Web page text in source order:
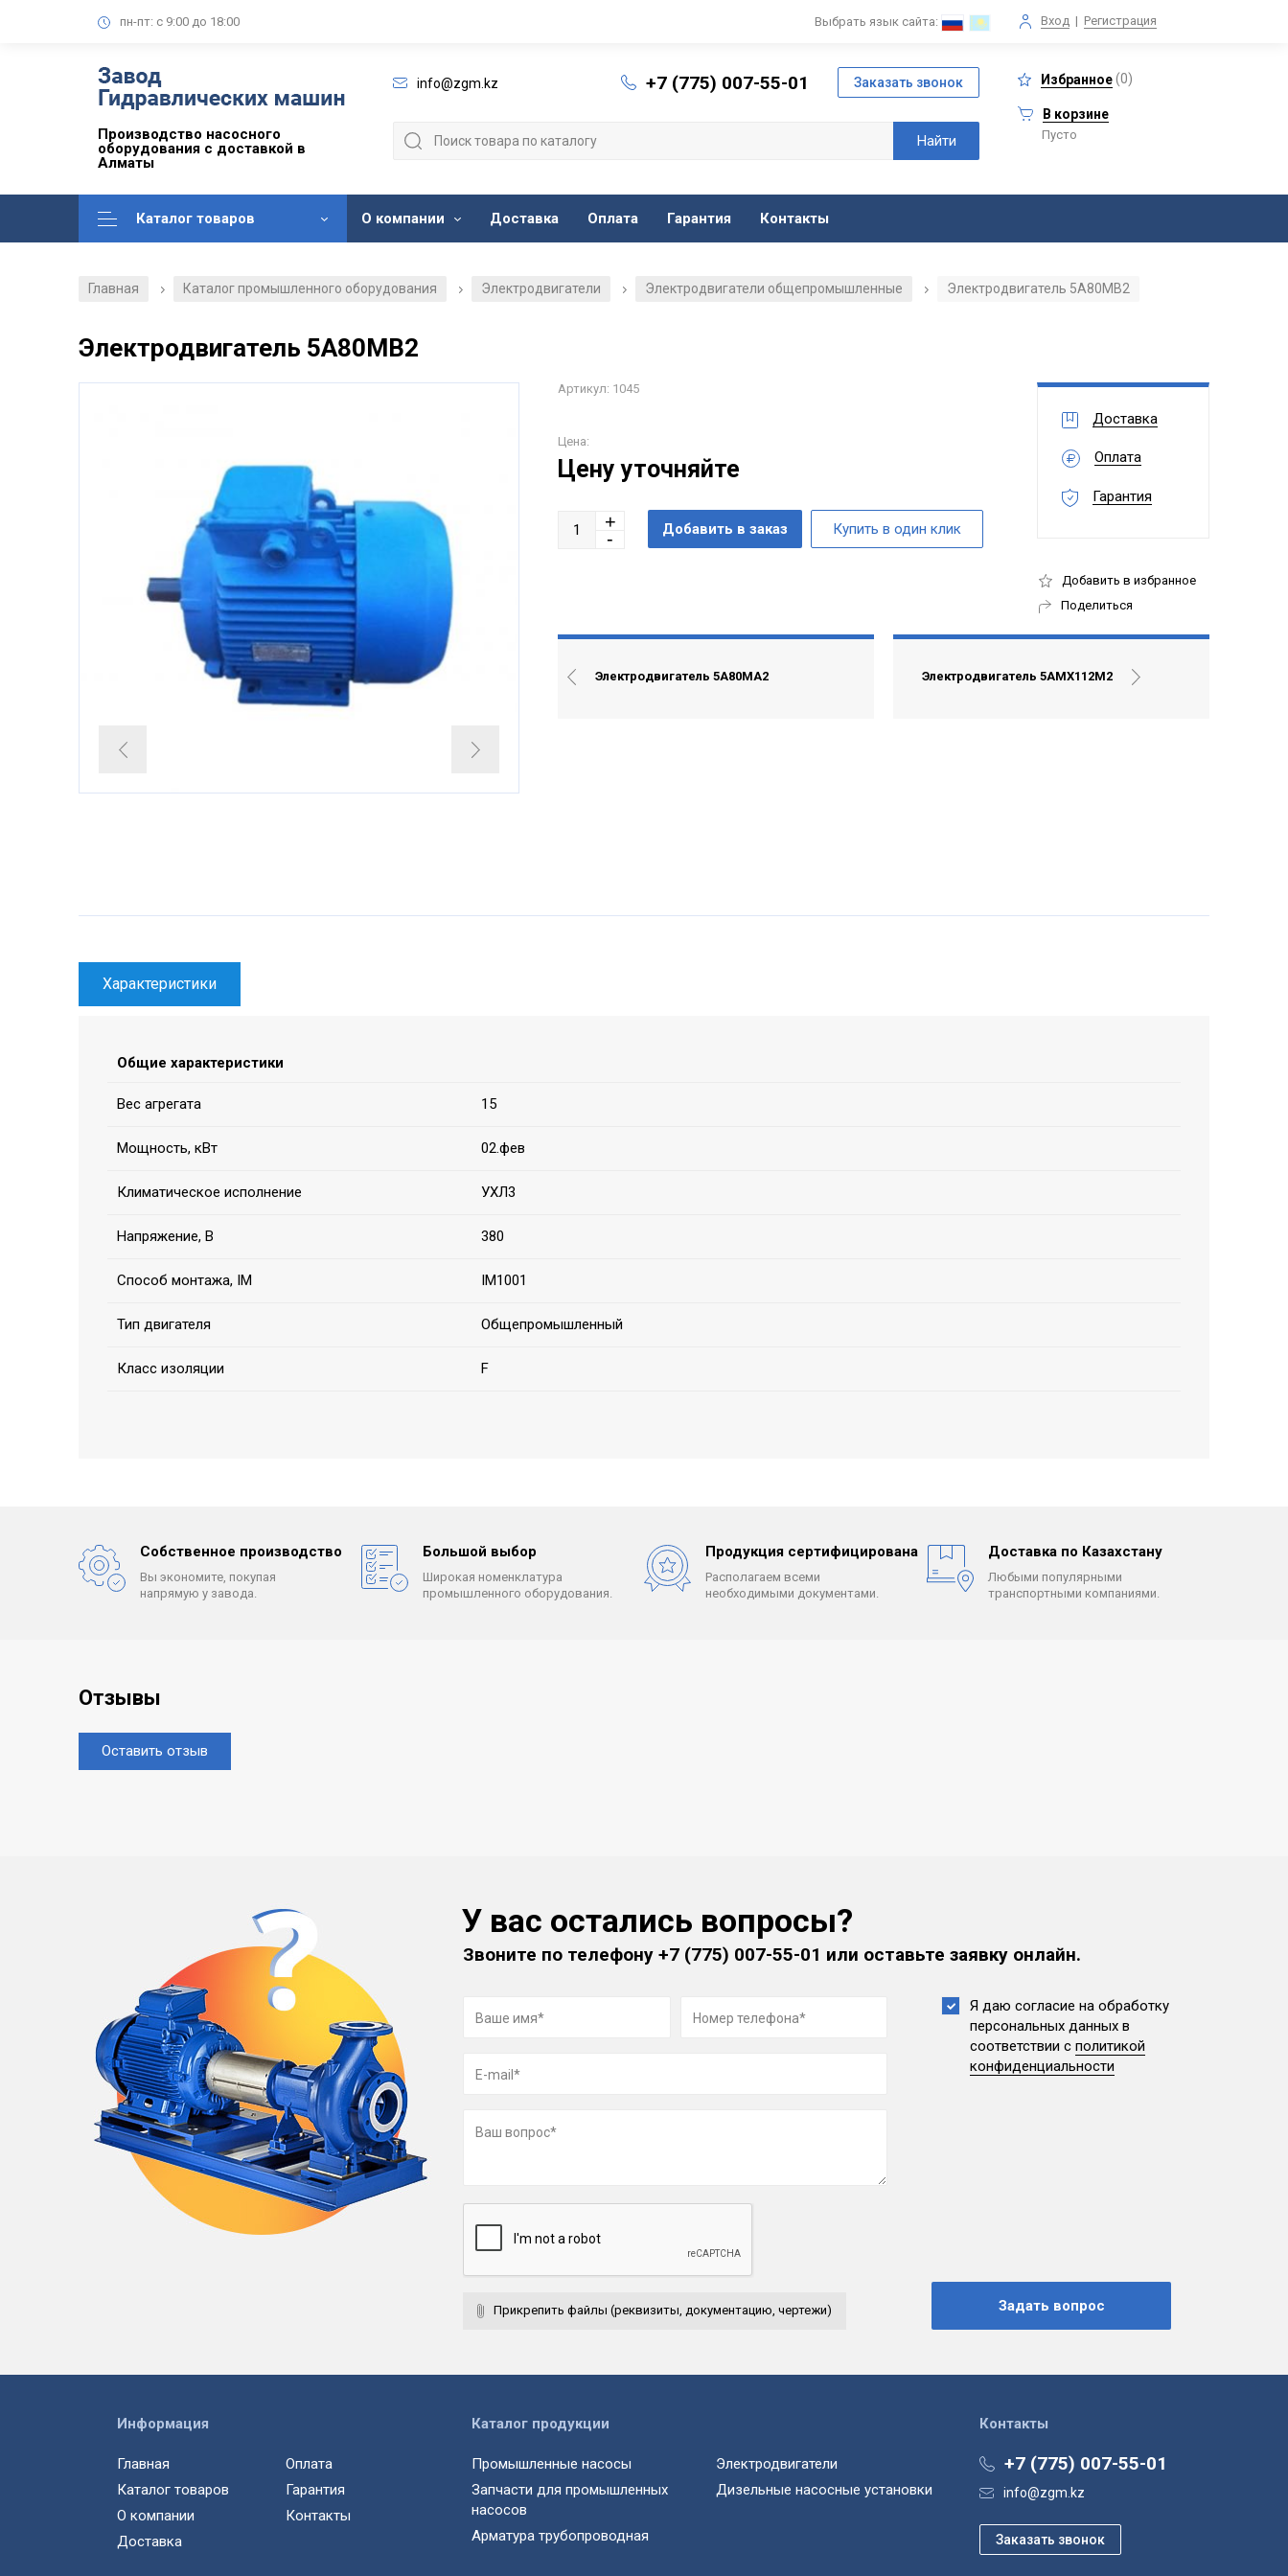
пн-пт: с 9:00 до 18:00 Вход | Регистрация
Выбрать язык сайта:
Производство насосного
оборудования с доставкой в
Алматы
info@zgm.kz +7 (775) 007-55-01 Избранное(0)
В корзине
Пусто
Каталог товаров О компании Доставка Оплата Гарантия Контакты
Главная / Каталог промышленного оборудования / Электродвигатели / Электродвигатели общепромышленные / Электродвигатель 5А80МВ2
Электродвигатель 5А80МВ2
Артикул: 1045
Цена:
Цену уточняйте
Доставка
Оплата
Гарантия
Добавить в избранное
Поделиться
Электродвигатель 5А80МА2 Электродвигатель 5АМХ112М2
Характеристики
Общие характеристики
Вес агрегата 15
Мощность, кВт 02.фев
Климатическое исполнение УХЛ3
Напряжение, В 380
Способ монтажа, IM IM1001
Тип двигателя Общепромышленный
Класс изоляции F
Собственное производство
Вы экономите, покупая
напрямую у завода.
Большой выбор
Широкая номенклатура
промышленного оборудования.
Продукция сертифицирована
Располагаем всеми
необходимыми документами.
Доставка по Казахстану
Любыми популярными
транспортными компаниями.
Отзывы
Оставить отзыв
У вас остались вопросы?
Звоните по телефону+7 (775) 007-55-01 или оставьте заявку онлайн.
Прикрепить файлы (реквизиты, документацию, чертежи)
Я даю согласие на обработку
персональных данных в
соответствии с политикой
конфиденциальности
Контакты
+7 (775) 007-55-01
info@zgm.kz
Информация
Главная
Каталог товаров
О компании
Доставка
Оплата
Гарантия
Контакты
Каталог продукции
Промышленные насосы
Запчасти для промышленных
насосов
Арматура трубопроводная
Электродвигатели
Дизельные насосные установки